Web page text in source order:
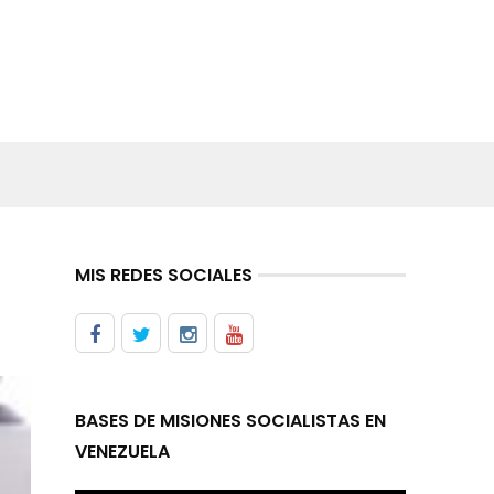
MIS REDES SOCIALES
BASES DE MISIONES SOCIALISTAS EN
VENEZUELA